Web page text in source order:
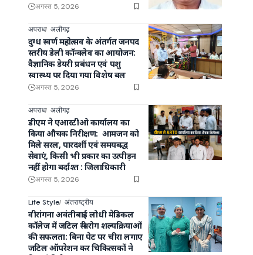
अगस्त 5, 2026
अपराध अलीगढ़
दुग्ध स्वर्ण महोत्सव के अंतर्गत जनपद
स्तरीय डेली कॉन्क्लेव का आयोजन:
वैज्ञानिक डेयरी प्रबंधन एवं पशु
स्वास्थ्य पर दिया गया विशेष बल
अगस्त 5, 2026
अपराध अलीगढ़
डीएम ने एआरटीओ कार्यालय का
किया औचक निरीक्षण: आमजन को
मिले सरल, पारदर्शी एवं समयबद्ध
सेवाएं, किसी भी प्रकार का उत्पीड़न
नहीं होगा बर्दाश्त : जिलाधिकारी
अगस्त 5, 2026
Life Style अंतराष्ट्रीय
वीरांगना अवंतीबाई लोधी मेडिकल
कॉलेज में जटिल स्त्री रोग शल्यक्रियाओं
की सफलता: बिना पेट पर चीरा लगाए
जटिल ऑपरेशन कर चिकित्सकों ने